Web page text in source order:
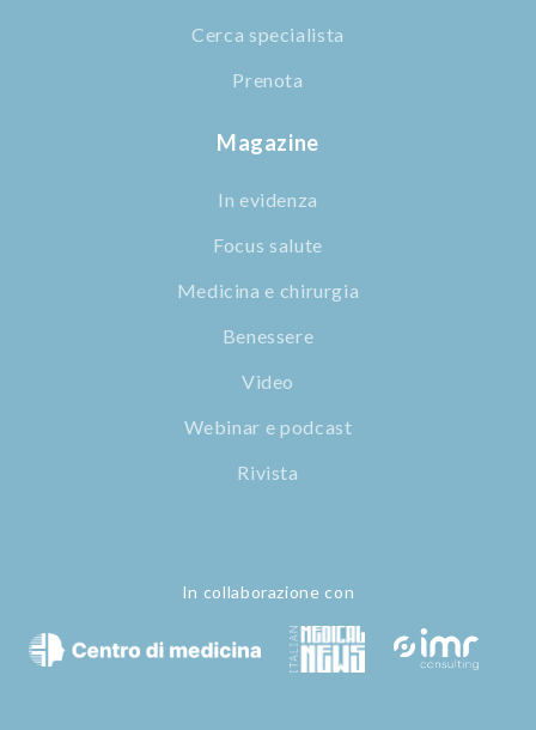
Cerca specialista
Prenota
Magazine
In evidenza
Focus salute
Medicina e chirurgia
Benessere
Video
Webinar e podcast
Rivista
In collaborazione con